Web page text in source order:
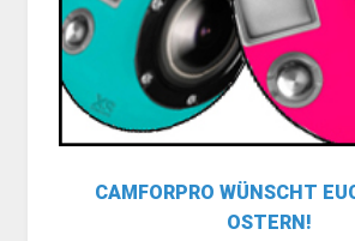
CAMFORPRO WÜNSCHT
OSTERN!